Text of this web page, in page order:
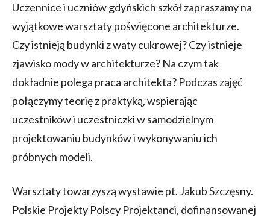
Uczennice i uczniów gdyńskich szkół zapraszamy na
wyjątkowe warsztaty poświęcone architekturze.
Czy istnieją budynki z waty cukrowej? Czy istnieje
zjawisko mody w architekturze? Na czym tak
dokładnie polega praca architekta? Podczas zajęć
połączymy teorię z praktyką, wspierając
uczestników i uczestniczki w samodzielnym
projektowaniu budynków i wykonywaniu ich
próbnych modeli.
Warsztaty towarzyszą wystawie pt. Jakub Szczęsny.
Polskie Projekty Polscy Projektanci, dofinansowanej